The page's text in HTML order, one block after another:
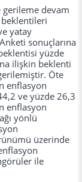
devam
yatay
sonuçlarına
yüzde
ilişkin beklenti
Öte
enflasyon
ve yüzde 26,3
enflasyon
yönlü
üzerinde
ile